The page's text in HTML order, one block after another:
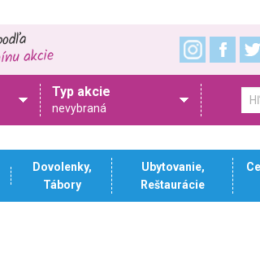
Typ akcie
nevybraná
Dovolenky,
Tábory
Ubytovanie,
Reštaurácie